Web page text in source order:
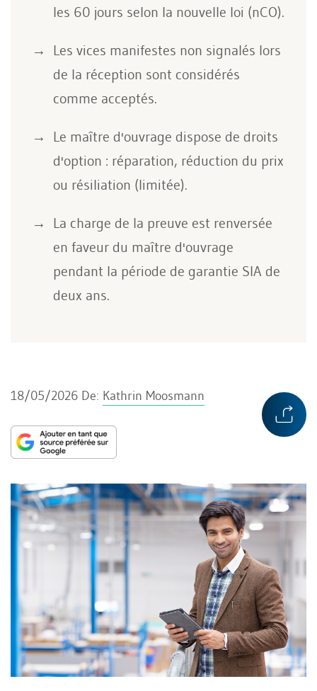
les 60 jours selon la nouvelle loi (nCO).
Les vices manifestes non signalés lors
de la réception sont considérés
comme acceptés.
Le maître d'ouvrage dispose de droits
d'option : réparation, réduction du prix
ou résiliation (limitée).
La charge de la preuve est renversée
en faveur du maître d'ouvrage
pendant la période de garantie SIA de
deux ans.
18/05/2026 De: Kathrin Moosmann